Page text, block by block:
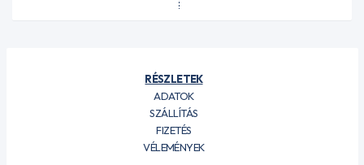
RÉSZLETEK
ADATOK
SZÁLLÍTÁS
FIZETÉS
VÉLEMÉNYEK